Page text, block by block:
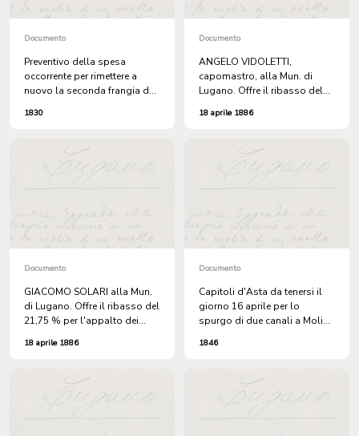
Documento
Preventivo della spesa
occorrente per rimettere a
nuovo la seconda frangia del
1830
Documento
ANGELO VIDOLETTI,
capomastro, alla Mun. di
Lugano. Offre il ribasso del
lavori della strada a Molino
18 aprile 1886
Documento
GIACOMO SOLARI alla Mun.
di Lugano. Offre il ribasso del
21,75 % per l'appalto dei
Nuovo.
18 aprile 1886
Documento
Capitoli d'Asta da tenersi il
giorno 16 aprile per lo
spurgo di due canali a Molino
1846